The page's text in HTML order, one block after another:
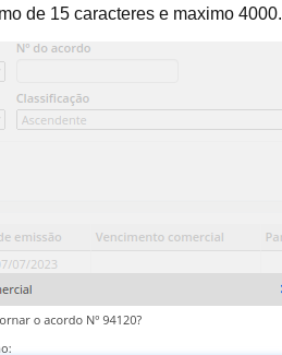
de 15 caracteres e maximo 4000.